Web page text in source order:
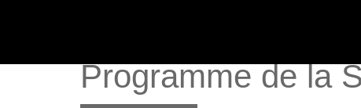
Programme de la